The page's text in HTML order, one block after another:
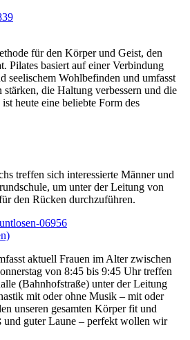
für den Körper und Geist, den
Pilates basiert auf einer Verbindung
seelischem Wohlbefinden und umfasst
die Haltung verbessern und die
heute eine beliebte Form des
treffen sich interessierte Männer und
um unter der Leitung von
den Rücken durchzuführen.
aktuell Frauen im Alter zwischen
von 8:45 bis 9:45 Uhr treffen
(Bahnhofstraße) unter der Leitung
mit oder ohne Musik – mit oder
unseren gesamten Körper fit und
und guter Laune – perfekt wollen wir